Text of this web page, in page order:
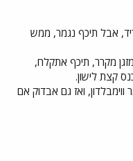
אבל תיכף נגמר, ממש
מקרר, תיכף אתקלח,
קצת לישון.
ואז גם אבדוק אם